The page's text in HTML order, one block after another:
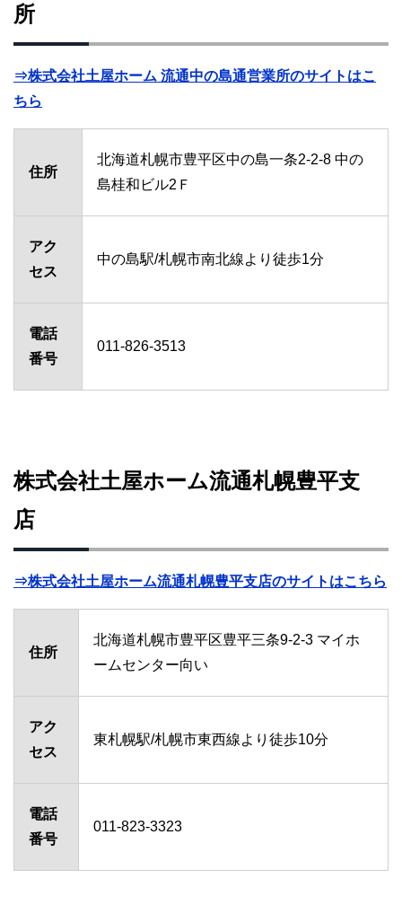
所
⇒株式会社土屋ホーム 流通中の島通営業所のサイトはこ
ちら
住所
北海道札幌市豊平区中の島一条2-2-8 中の
島桂和ビル2Ｆ
アク
セス
中の島駅/札幌市南北線より徒歩1分
電話
番号
011-826-3513
株式会社土屋ホーム流通札幌豊平支
店
⇒株式会社土屋ホーム流通札幌豊平支店のサイトはこちら
住所
北海道札幌市豊平区豊平三条9-2-3 マイホ
ームセンター向い
アク
セス
東札幌駅/札幌市東西線より徒歩10分
電話
番号
011-823-3323